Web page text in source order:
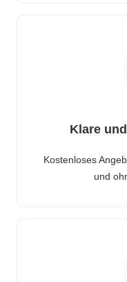
Klare
Kostenloses
und